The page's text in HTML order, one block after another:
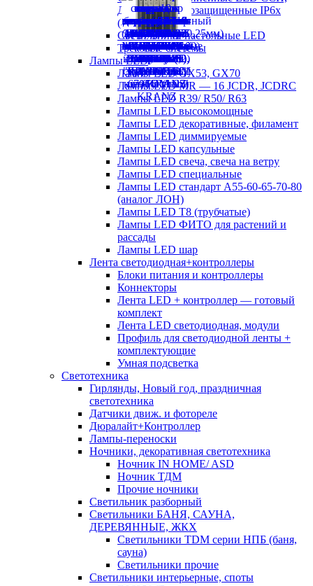
ДСП пылевлагозащищенные IP6х
(аналог ЛСП)
Светильники настольные LED
Трековые системы
Лампы LED
Лампы LED GX53, GX70
Лампы LED MR — 16 JCDR, JCDRC
Лампы LED R39/ R50/ R63
Лампы LED высокомощные
Лампы LED декоративные, филамент
Лампы LED диммируемые
Лампы LED капсульные
Лампы LED свеча, свеча на ветру
Лампы LED специальные
Лампы LED стандарт А55-60-65-70-80
(аналог ЛОН)
Лампы LED Т8 (трубчатые)
Лампы LED ФИТО для растений и
рассады
Лампы LED шар
Лента светодиодная+контроллеры
Блоки питания и контроллеры
Коннекторы
Лента LED + контроллер — готовый
комплект
Лента LED светодиодная, модули
Профиль для светодиодной ленты +
комплектующие
Умная подсветка
Светотехника
Гирлянды, Новый год, праздничная
светотехника
Датчики движ. и фотореле
Дюралайт+Контроллер
Лампы-переноски
Ночники, декоративная светотехника
Ночник IN HOME/ ASD
Ночник ТДМ
Прочие ночники
Светильник разборный
Светильники БАНЯ, САУНА,
ДЕРЕВЯННЫЕ, ЖКХ
Светильники TDM серии НПБ (баня,
сауна)
Светильники прочие
Светильники интерьерные, споты